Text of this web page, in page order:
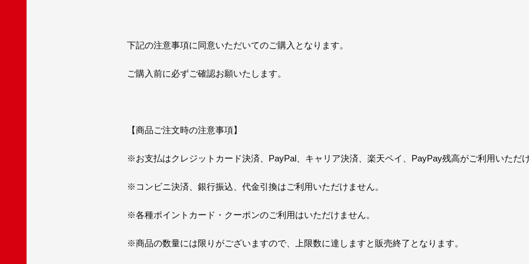
下記の注意事項に同意いただいてのご購入となります。
ご購入前に必ずご確認お願いたします。
【商品ご注文時の注意事項】
※お支払はクレジットカード決済、PayPal、キャリア決済、楽天ペイ、PayPay残高がご利用いただ
※コンビニ決済、銀行振込、代金引換はご利用いただけません。
※各種ポイントカード・クーポンのご利用はいただけません。
※商品の数量には限りがございますので、上限数に達しますと販売終了となります。